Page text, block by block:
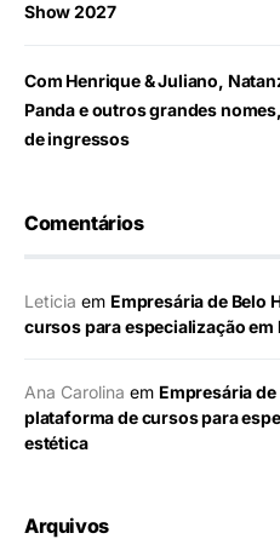
Show 2027
Com Henrique & Juliano,
Panda e outros grandes
de ingressos
Comentários
Leticia em Empresária de Belo
cursos para especialização em
Ana Carolina em Empresária
plataforma de cursos para
estética
Arquivos